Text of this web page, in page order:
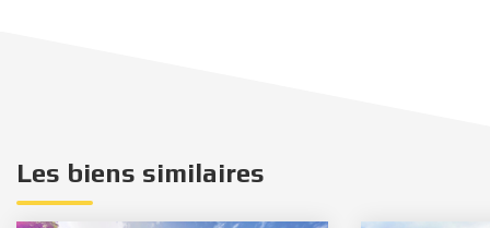
Les biens similaires